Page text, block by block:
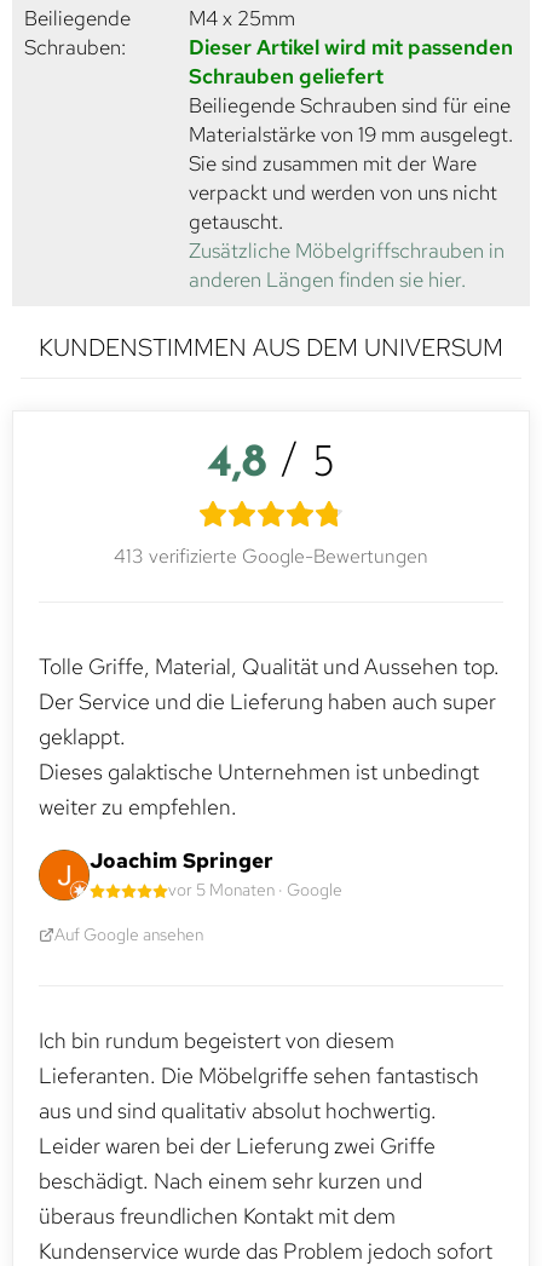
Beiliegende
Schrauben:
M4 x 25mm
Dieser Artikel wird mit passenden
Schrauben geliefert
Beiliegende Schrauben sind für eine
Materialstärke von 19 mm ausgelegt.
Sie sind zusammen mit der Ware
verpackt und werden von uns nicht
getauscht.
Zusätzliche Möbelgriffschrauben in
anderen Längen finden sie hier.
KUNDENSTIMMEN AUS DEM UNIVERSUM
4,8 / 5
413 verifizierte Google-Bewertungen
Tolle Griffe, Material, Qualität und Aussehen top.
Der Service und die Lieferung haben auch super
geklappt.
Dieses galaktische Unternehmen ist unbedingt
weiter zu empfehlen.
Joachim Springer
vor 5 Monaten · Google
Auf Google ansehen
Ich bin rundum begeistert von diesem
Lieferanten. Die Möbelgriffe sehen fantastisch
aus und sind qualitativ absolut hochwertig.
Leider waren bei der Lieferung zwei Griffe
beschädigt. Nach einem sehr kurzen und
überaus freundlichen Kontakt mit dem
Kundenservice wurde das Problem jedoch sofort